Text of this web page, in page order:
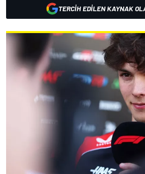
TERCIH EDILEN KAYNAK